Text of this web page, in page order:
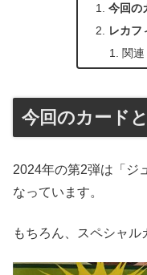
今回の
レカフ
関連
今回のカード
2024年の第2弾は「ジ
なっています。
もちろん、スペシャル